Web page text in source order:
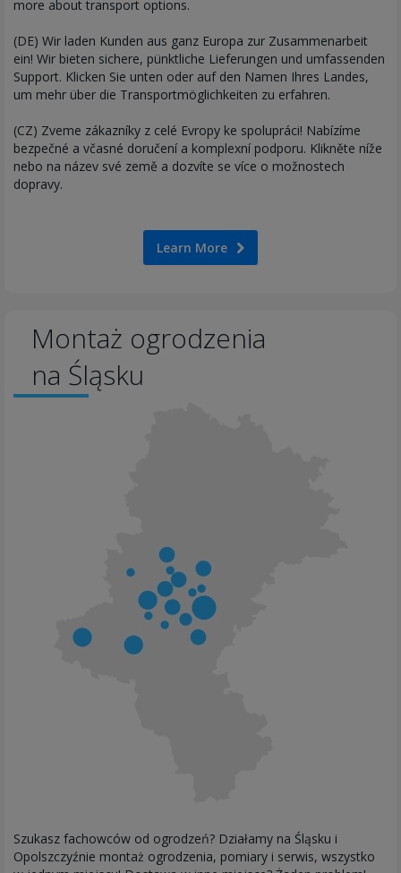
more about transport options.
(DE) Wir laden Kunden aus ganz Europa zur Zusammenarbeit
ein! Wir bieten sichere, pünktliche Lieferungen und umfassenden
Support. Klicken Sie unten oder auf den Namen Ihres Landes,
um mehr über die Transportmöglichkeiten zu erfahren.
(CZ) Zveme zákazníky z celé Evropy ke spolupráci! Nabízíme
bezpečné a včasné doručení a komplexní podporu. Klikněte níže
nebo na název své země a dozvíte se více o možnostech
dopravy.
Learn More
Montaż ogrodzenia
na Śląsku
Szukasz fachowców od ogrodzeń? Działamy na Śląsku i
Opolszczyźnie montaż ogrodzenia, pomiary i serwis, wszystko